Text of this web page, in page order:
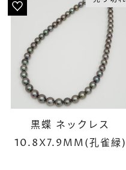
黒蝶 ネックレス
10.8X7.9MM(孔雀緑)